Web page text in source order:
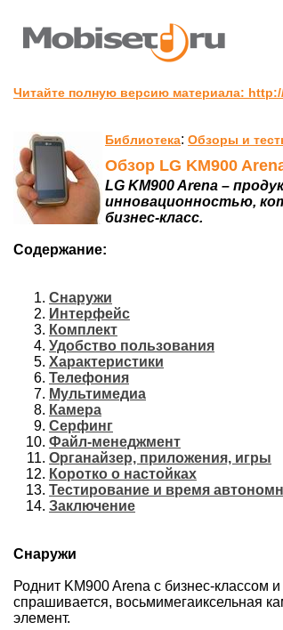
Читайте полную версию материала:
Библиотека: Обзоры и
Обзор LG KM900
LG KM900 Arena –
инновационностью,
бизнес-класс.
Содержание:
Снаружи
Интерфейс
Комплект
Удобство пользования
Характеристики
Телефония
Мультимедиа
Камера
Серфинг
Файл-менеджмент
Органайзер, приложения, игры
Коротко о настойках
Тестирование и время
Заключение
Снаружи
Роднит KM900 Arena с бизнес-классом
спрашивается, восьмимегаиксельная
элемент.